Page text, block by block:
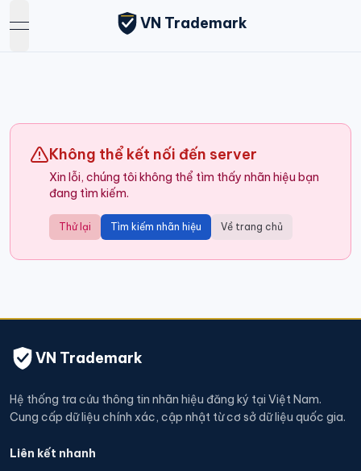
open navigation menu
VN Trademark
Không thể kết nối đến server
Xin lỗi, chúng tôi không thể tìm thấy nhãn hiệu bạn
đang tìm kiếm.
Thử lại Tìm kiếm nhãn hiệu Về trang chủ
VN Trademark
Hệ thống tra cứu thông tin nhãn hiệu đăng ký tại Việt Nam.
Cung cấp dữ liệu chính xác, cập nhật từ cơ sở dữ liệu quốc gia.
Liên kết nhanh